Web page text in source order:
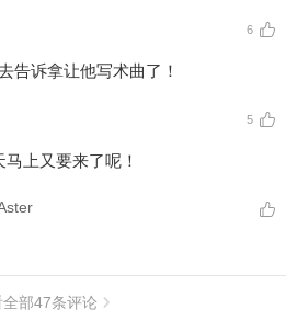
6
告诉拿让他写术曲了！
5
上又要来了呢！
部47条评论